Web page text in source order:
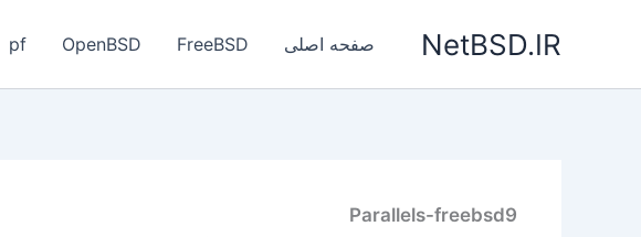
NetBSD.IR صفحه اصلی FreeBSD
OpenBSD
pf
Parallels-freebsd9